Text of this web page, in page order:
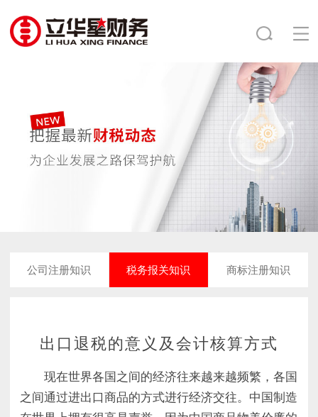
公司注册知识 税务报关知识 商标注册知识
出口退税的意义及会计核算方式
现在世界各国之间的经济往来越来越频繁，各国
之间通过进出口商品的方式进行经济交往。中国制造